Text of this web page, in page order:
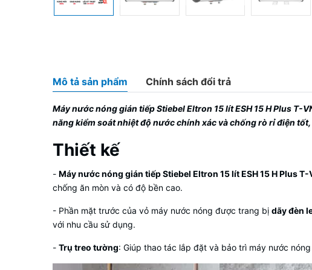
Mô tả sản phẩm Chính sách đổi trả
Máy nước nóng gián tiếp Stiebel Eltron 15 lít ESH 15 H Plus
năng kiểm soát nhiệt độ nước chính xác và chống rò rỉ điện
Thiết kế
- Máy nước nóng gián tiếp Stiebel Eltron 15 lít ESH 15 H Plus T-
chống ăn mòn và có độ bền cao.
- Phần mặt trước của vỏ máy nước nóng được trang bị dãy đèn
với nhu cầu sử dụng.
- Trụ treo tường: Giúp thao tác lắp đặt và bảo trì máy nước